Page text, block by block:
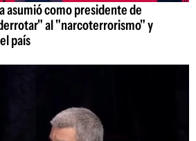
asumió como presidente de
al "narcoterrorismo" y
país